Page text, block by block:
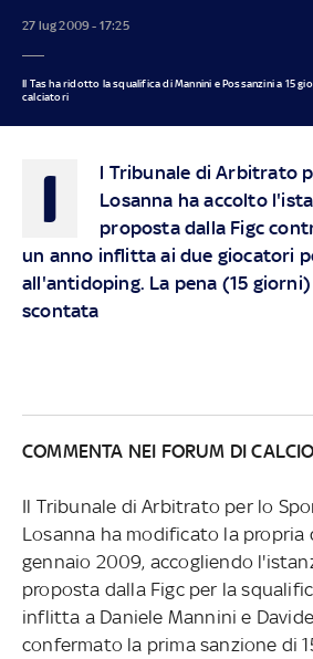
27 lug 2009 - 17:25
Il Tas ha ridotto la squalifica di Mannini e Possanzini a 15
calciatori
I
l Tribunale di Arbitrato
Losanna ha accolto
proposta dalla Figc
un anno inflitta ai due giocatori
all'antidoping. La pena (15
scontata
COMMENTA NEI FORUM DI
Il Tribunale di Arbitrato per lo
Losanna ha modificato la propria
gennaio 2009, accogliendo
proposta dalla Figc per la
inflitta a Daniele Mannini e
confermato la prima sanzione di